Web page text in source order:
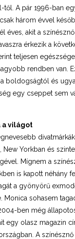
től. A pár 1996-ban
három évvel
éves, akit a
érkezik a
teljesen
rendben van.
boldogságtól és
egy cseppet sem
a világot
New Yorkban és
Mígnem a
is kapott néhány
a gyönyörű
sohasem
ben még
egy olasz magazin
A